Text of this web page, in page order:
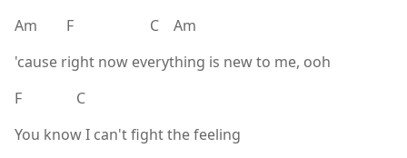
Am F C Am
'cause right now everything is new to me, ooh
F C
You know I can't fight the feeling